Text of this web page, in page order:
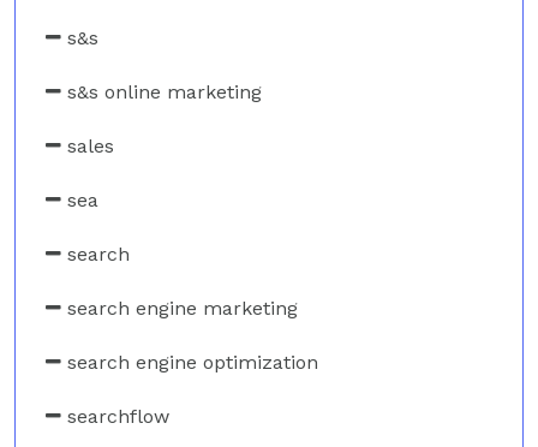
s&s
s&s online marketing
sales
sea
search
search engine marketing
search engine optimization
searchflow